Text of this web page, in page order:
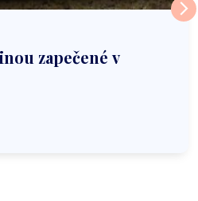
zapečené v